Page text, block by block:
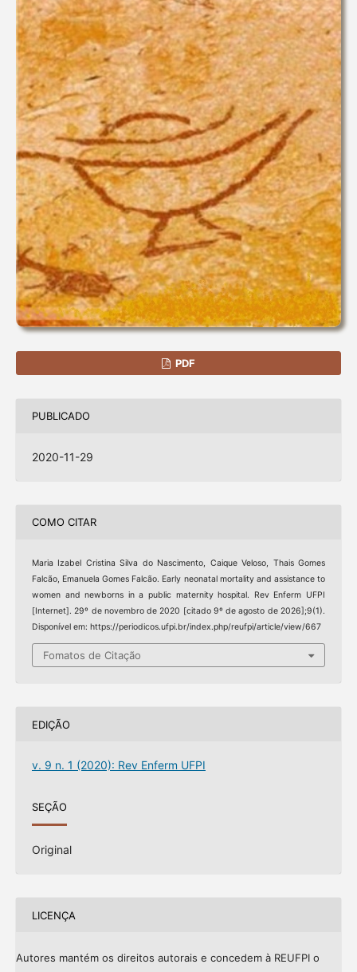
PDF
PUBLICADO
2020-11-29
COMO CITAR
Maria Izabel Cristina Silva do Nascimento, Caique Veloso, Thais Gomes
Falcão, Emanuela Gomes Falcão. Early neonatal mortality and assistance to
women and newborns in a public maternity hospital. Rev Enferm UFPI
[Internet]. 29º de novembro de 2020 [citado 9º de agosto de 2026];9(1).
Disponível em: https://periodicos.ufpi.br/index.php/reufpi/article/view/667
Fomatos de Citação
EDIÇÃO
v. 9 n. 1 (2020): Rev Enferm UFPI
SEÇÃO
Original
LICENÇA
Autores mantém os direitos autorais e concedem à REUFPI o